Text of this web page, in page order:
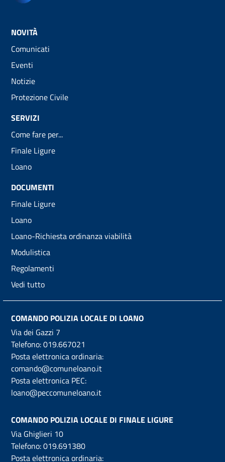
NOVITÀ
Comunicati
Eventi
Notizie
Protezione Civile
SERVIZI
Come fare per...
Finale Ligure
Loano
DOCUMENTI
Finale Ligure
Loano
Loano-Richiesta ordinanza viabilità
Modulistica
Regolamenti
Vedi tutto
COMANDO POLIZIA LOCALE DI LOANO
Via dei Gazzi 7
Telefono:019.667021
Posta elettronica ordinaria:
comando@comuneloano.it
Posta elettronica PEC:
loano@peccomuneloano.it
COMANDO POLIZIA LOCALE DI FINALE LIGURE
Via Ghiglieri 10
Telefono:019.691380
Posta elettronica ordinaria: